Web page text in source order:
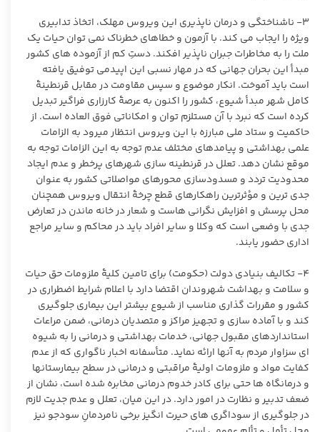
٣- ناشناختگی و درمان‏ ناپذیری این ویروس مهلک، اتخاذ تدابیری
ویژه را ایجاب می‏ کند. با آزمون و خطاهای خطرناک نمی ‏توان حیات یک
ملت را به مخاطرات جبران ‏ناپذیر افکند. دستِ‏ کم از آزموده‏ های کشور
مبدأ این بحران جهانی که در مهار نسبی این اپیدمی توفیق یافته
است باید آموخت. انکار موضوع و سپس مقاومت در مقابل قرنطینۀ
کامل شهر مبدأ شیوع، کشور را اکنون به عرصۀ کارزاری فراگیر تبدیل
کرده است که نبرد با آن مستلزم توان و امکاناتی فوق‏ العاده است. از
حاکمیت و ستاد ملی مبارزه با این ویروس انتظار می‏رود به الزامات
علمی بهداشتی و پیامدهای مختلف عدم توجه به این الزامات توجه به‏
موقع نشان دهد. تعلل در قرنطینه ‏سازی شهرهای پرخطر و عدم ایجاد
محدوديت تردد و مسدودسازی محورهای مواصلاتی کشور به ‏عنوان
جدی ‏ترین و مؤثرترین راهکارهای قطع چرخۀ انتقال ویروس همچنان
محل پرسش و افزایش نگرانی‏ هاست و شعار در خانه ماندن در تعارض
جدی با وضعی است که وکلا و‌ سایر افراد باید در محاکم و سایر مراجع
اداری حضور یابند.
٤- تکالیف بنیادی دولت (حکومت) برای تامین کلیۀ ملزومات حق حیات
و سلامت و بهداشت شهروندان اقتضا دارد با اعلام شرایط اضطراری در
کشور و مقررات ‏گذاری مناسب از شیوع بیشتر این بیماری جلوگیری
کند و با آماده ‏سازی و تجهیز مراکز و متصدیان درمانی، ضمن مراعات
استانداردهای مقبول جهانی، خدمات بهداشتی و درمانی را به شیوه
‏ای سزاوار مردم به آنها ارائه نماید. متأسفانه اخبار ناگواری که از عدم
کفایت مواد و ملزومات اولیۀ مراقبتی و درمانی در سطح بیمارستان‏ها
و درمانگاه‏ ها حتی برای کادر خدوم درمانی مخابره شده است، نشان از
ضعف تدبیر و نظارت در امور دارد. در این میان، تعلل و عدم جدیت لازم
در جلوگیری از سوداگری های حیرت ‏انگیز برخی نامردمانِ سودجو نیز